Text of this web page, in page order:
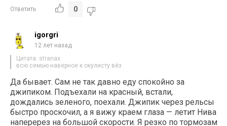
Ответить 0
igorgri
12 лет назад
Цитата: stranax
всю семью наверное к окулисту вёз
Да бывает. Сам не так давно еду спокойно за
джипиком. Подъехали на красный, встали,
дождались зеленого, поехали. Джипик через рельсы
быстро проскочил, а я вижу краем глаза — летит Нива
наперерез на большой скорости. Я резко по тормозам